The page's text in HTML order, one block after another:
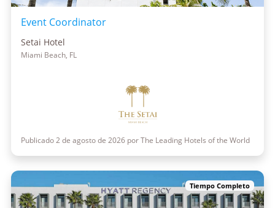
Event Coordinator
Setai Hotel
Miami Beach, FL
Publicado 2 de agosto de 2026 por The Leading Hotels of the World
Tiempo Completo